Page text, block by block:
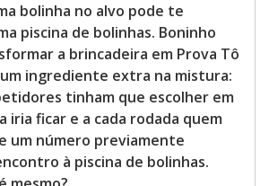
bolinha no alvo pode te
piscina de bolinhas. Boninho
a brincadeira em Prova Tô
ingrediente extra na mistura:
tinham que escolher em
iria ficar e a cada rodada quem
um número previamente
à piscina de bolinhas.